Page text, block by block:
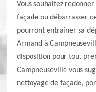
Vous souhaitez
façade ou débarrasser
pourront entraîner sa
Armand à
disposition pour tout
Campneuseville vous
nettoyage de façade,